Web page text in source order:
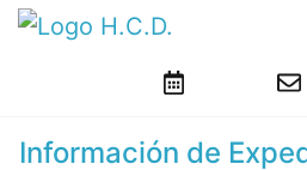
Información de